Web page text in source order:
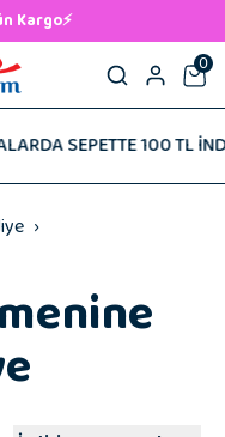
Kargo! 🚚
0
TL İNDİRİM!